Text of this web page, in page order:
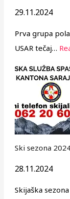
29.11.2024
Prva grupa
USAR tečaj…
Ski sezona
28.11.2024
Skijaška